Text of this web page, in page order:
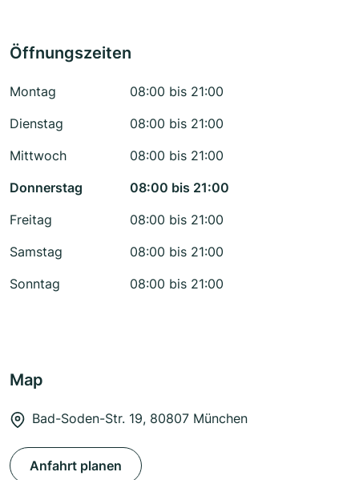
Öffnungszeiten
Montag
08:00 bis 21:00
Dienstag
08:00 bis 21:00
Mittwoch
08:00 bis 21:00
Donnerstag
08:00 bis 21:00
Freitag
08:00 bis 21:00
Samstag
08:00 bis 21:00
Sonntag
08:00 bis 21:00
Map
Bad-Soden-Str. 19, 80807 München
Anfahrt planen